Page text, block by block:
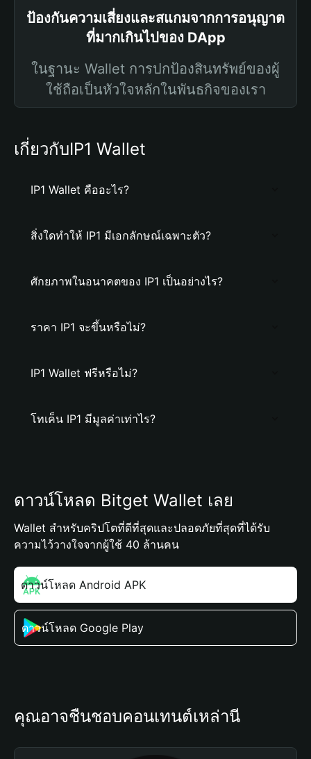
ป้องกันความเสี่ยงและสแกมจากการอนุญาต
ที่มากเกินไปของ DApp
ในฐานะ Wallet การปกป้องสินทรัพย์ของผู้
ใช้ถือเป็นหัวใจหลักในพันธกิจของเรา
เกี่ยวกับIP1 Wallet
IP1 Wallet คืออะไร?
สิ่งใดทำให้ IP1 มีเอกลักษณ์เฉพาะตัว?
ศักยภาพในอนาคตของ IP1 เป็นอย่างไร?
ราคา IP1 จะขึ้นหรือไม่?
IP1 Wallet ฟรีหรือไม่?
โทเค็น IP1 มีมูลค่าเท่าไร?
ดาวน์โหลด Bitget Wallet เลย
Wallet สำหรับคริปโตที่ดีที่สุดและปลอดภัยที่สุดที่ได้รับ
ความไว้วางใจจากผู้ใช้ 40 ล้านคน
ดาวน์โหลด Android APK
ดาวน์โหลด Google Play
คุณอาจชื่นชอบคอนเทนต์เหล่านี้